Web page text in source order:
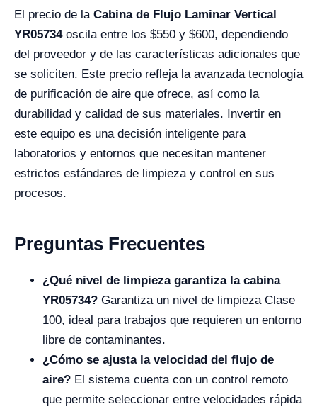
El precio de la Cabina de Flujo Laminar Vertical
YR05734oscila entre los $550 y $600, dependiendo
del proveedor y de las características adicionales que
se soliciten. Este precio refleja la avanzada tecnología
de purificación de aire que ofrece, así como la
durabilidad y calidad de sus materiales. Invertir en
este equipo es una decisión inteligente para
laboratorios y entornos que necesitan mantener
estrictos estándares de limpieza y control en sus
procesos.
Preguntas Frecuentes
¿Qué nivel de limpieza garantiza la cabina
YR05734? Garantiza un nivel de limpieza Clase
100, ideal para trabajos que requieren un entorno
libre de contaminantes.
¿Cómo se ajusta la velocidad del flujo de
aire? El sistema cuenta con un control remoto
que permite seleccionar entre velocidades rápida